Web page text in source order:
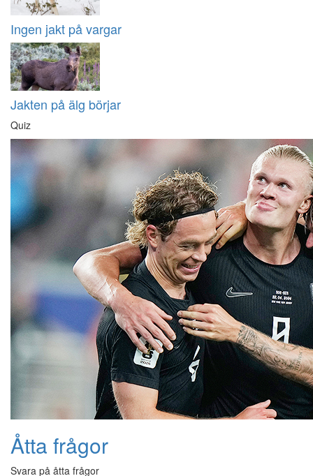
Ingen jakt på vargar
Jakten på älg börjar
Quiz
Åtta frågor
Svara på åtta frågor